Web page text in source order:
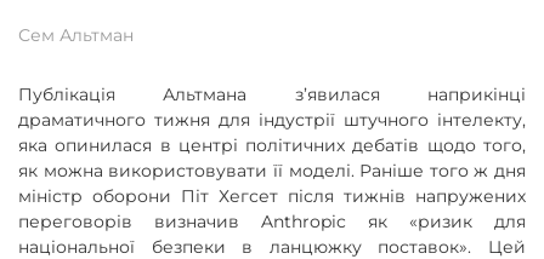
Сем Альтман
Публікація Альтмана з’явилася наприкінці
драматичного тижня для індустрії штучного інтелекту,
яка опинилася в центрі політичних дебатів щодо того,
як можна використовувати її моделі. Раніше того ж дня
міністр оборони Піт Хегсет після тижнів напружених
переговорів визначив Anthropic як «ризик для
національної безпеки в ланцюжку поставок». Цей